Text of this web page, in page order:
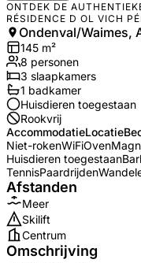
ONTDEK DE
RÉSIDENCE D OL VICH
Ondenval/Waimes,
145 m²
8 personen
3 slaapkamers
1 badkamer
Huisdieren toegestaan
Rookvrij
AccommodatieLocatie
Niet-rokenWiFiOven
Huisdieren toegestaan
TennisPaardrijden
Afstanden
Meer
Skilift
Centrum
Omschrijving